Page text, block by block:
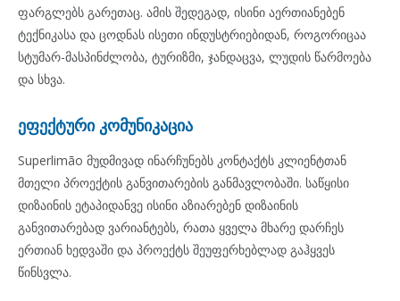
ფარგლებს გარეთაც. ამის შედეგად, ისინი აერთიანებენ
ტექნიკასა და ცოდნას ისეთი ინდუსტრიებიდან, როგორიცაა
სტუმარ-მასპინძლობა, ტურიზმი, ჯანდაცვა, ლუდის წარმოება
და სხვა.
ეფექტური კომუნიკაცია
Superlimão მუდმივად ინარჩუნებს კონტაქტს კლიენტთან
მთელი პროექტის განვითარების განმავლობაში. საწყისი
დიზაინის ეტაპიდანვე ისინი აზიარებენ დიზაინის
განვითარებად ვარიანტებს, რათა ყველა მხარე დარჩეს
ერთიან ხედვაში და პროექტს შეუფერხებლად გაჰყვეს
წინსვლა.